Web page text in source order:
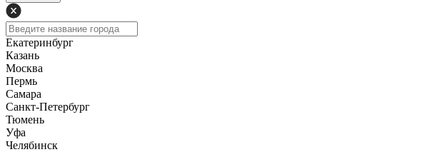
Екатеринбург
Казань
Москва
Пермь
Самара
Санкт-Петербург
Тюмень
Уфа
Челябинск